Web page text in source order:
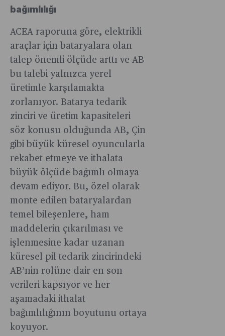
bağımlılığı
ACEA raporuna göre, elektrikli
araçlar için bataryalara olan
talep önemli ölçüde arttı ve AB
bu talebi yalnızca yerel
üretimle karşılamakta
zorlanıyor. Batarya tedarik
zinciri ve üretim kapasiteleri
söz konusu olduğunda AB, Çin
gibi büyük küresel oyuncularla
rekabet etmeye ve ithalata
büyük ölçüde bağımlı olmaya
devam ediyor. Bu, özel olarak
monte edilen bataryalardan
temel bileşenlere, ham
maddelerin çıkarılması ve
işlenmesine kadar uzanan
küresel pil tedarik zincirindeki
AB’nin rolüne dair en son
verileri kapsıyor ve her
aşamadaki ithalat
bağımlılığının boyutunu ortaya
koyuyor.